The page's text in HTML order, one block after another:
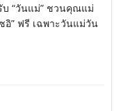
“วันแม่” ชวนคุณแม่
อิ” ฟรี เฉพาะวันแม่วัน